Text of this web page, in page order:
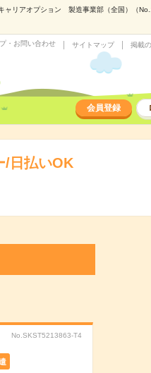
ャリアオプション 製造事業部（全国）（
・お問い合わせ サイトマップ 掲載
会員登録
/日払いOK
No.SKST5213863-T4